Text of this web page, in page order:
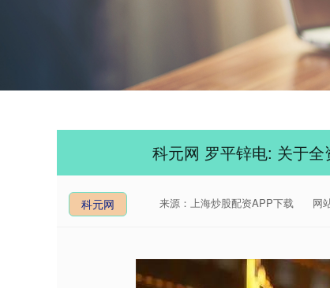
科元网 罗平锌电: 关于
科元网 来源：上海炒股配资APP下载 网